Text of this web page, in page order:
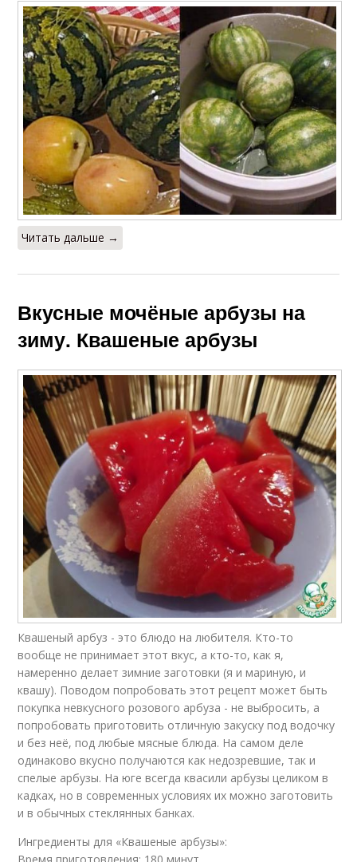
Читать дальше →
Вкусные мочёные арбузы на
зиму. Квашеные арбузы
Квашеный арбуз - это блюдо на любителя. Кто-то
вообще не принимает этот вкус, а кто-то, как я,
намеренно делает зимние заготовки (я и мариную, и
квашу). Поводом попробовать этот рецепт может быть
покупка невкусного розового арбуза - не выбросить, а
попробовать приготовить отличную закуску под водочку
и без неё, под любые мясные блюда. На самом деле
одинаково вкусно получаются как недозревшие, так и
спелые арбузы. На юге всегда квасили арбузы целиком в
кадках, но в современных условиях их можно заготовить
и в обычных стеклянных банках.
Ингредиенты для «Квашеные арбузы»: